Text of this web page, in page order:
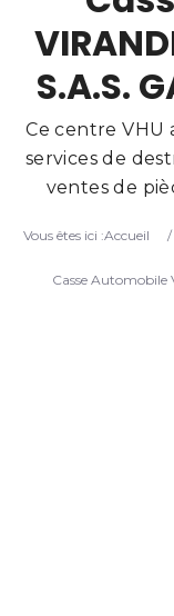
S.A.S.
Ce centre VHU
services de
ventes de
Vous êtes ici :Accueil /
Casse Automobile